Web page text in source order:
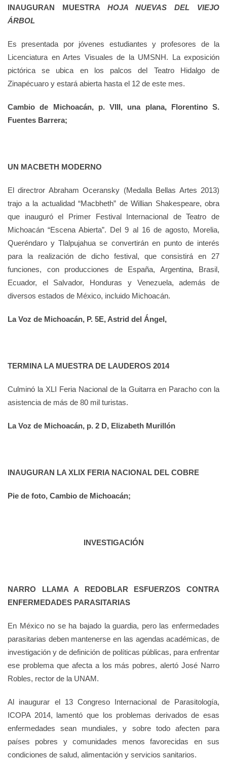
INAUGURAN MUESTRA HOJA NUEVAS DEL VIEJO
ÁRBOL
Es presentada por jóvenes estudiantes y profesores de la
Licenciatura en Artes Visuales de la UMSNH. La exposición
pictórica se ubica en los palcos del Teatro Hidalgo de
Zinapécuaro y estará abierta hasta el 12 de este mes.
Cambio de Michoacán, p. VIII, una plana, Florentino S.
Fuentes Barrera;
UN MACBETH MODERNO
El directror Abraham Oceransky (Medalla Bellas Artes 2013)
trajo a la actualidad “Macbheth” de Willian Shakespeare, obra
que inauguró el Primer Festival Internacional de Teatro de
Michoacán “Escena Abierta”. Del 9 al 16 de agosto, Morelia,
Queréndaro y Tlalpujahua se convertirán en punto de interés
para la realización de dicho festival, que consistirá en 27
funciones, con producciones de España, Argentina, Brasil,
Ecuador, el Salvador, Honduras y Venezuela, además de
diversos estados de México, incluido Michoacán.
La Voz de Michoacán, P. 5E, Astrid del Ángel,
TERMINA LA MUESTRA DE LAUDEROS 2014
Culminó la XLI Feria Nacional de la Guitarra en Paracho con la
asistencia de más de 80 mil turistas.
La Voz de Michoacán, p. 2 D, Elizabeth Murillón
INAUGURAN LA XLIX FERIA NACIONAL DEL COBRE
Pie de foto, Cambio de Michoacán;
INVESTIGACIÓN
NARRO LLAMA A REDOBLAR ESFUERZOS CONTRA
ENFERMEDADES PARASITARIAS
En México no se ha bajado la guardia, pero las enfermedades
parasitarias deben mantenerse en las agendas académicas, de
investigación y de definición de políticas públicas, para enfrentar
ese problema que afecta a los más pobres, alertó José Narro
Robles, rector de la UNAM.
Al inaugurar el 13 Congreso Internacional de Parasitología,
ICOPA 2014, lamentó que los problemas derivados de esas
enfermedades sean mundiales, y sobre todo afecten para
países pobres y comunidades menos favorecidas en sus
condiciones de salud, alimentación y servicios sanitarios.